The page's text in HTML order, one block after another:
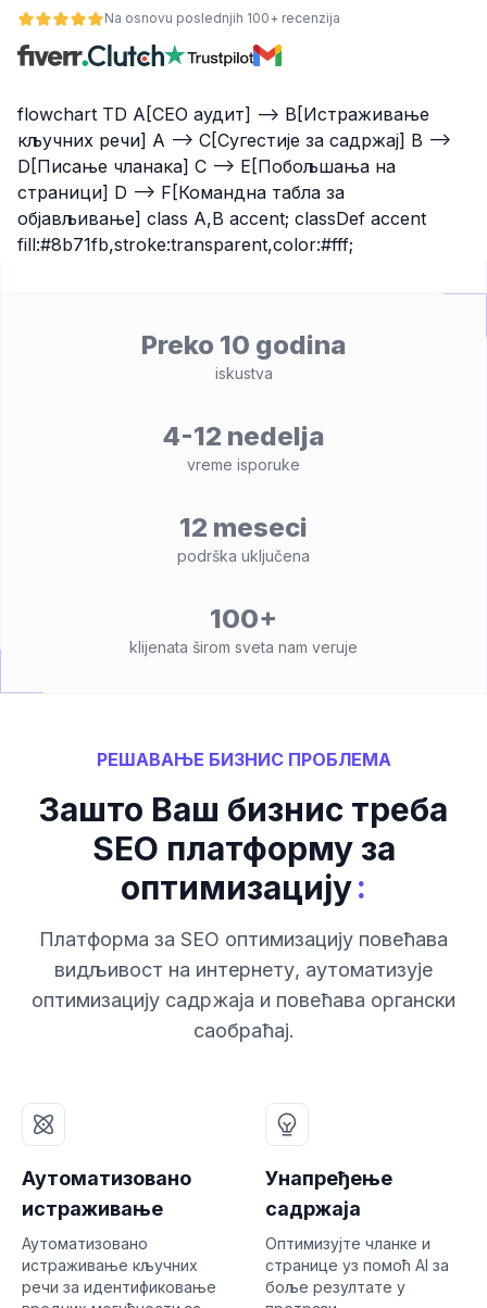
Na osnovu poslednjih 100+ recenzija
flowchart TD A[СЕО аудит] --> B[Истраживање
кључних речи] A --> C[Сугестије за садржај] B -->
D[Писање чланака] C --> E[Побољшања на
страници] D --> F[Командна табла за
објављивање] class A,B accent; classDef accent
fill:#8b71fb,stroke:transparent,color:#fff;
Preko 10 godina
iskustva
4-12 nedelja
vreme isporuke
12 meseci
podrška uključena
100+
klijenata širom sveta nam veruje
РЕШАВАЊЕ БИЗНИС ПРОБЛЕМА
Зашто Ваш бизнис треба
SEO платформу за
оптимизацију:
Платформа за SEO оптимизацију повећава
видљивост на интернету, аутоматизује
оптимизацију садржаја и повећава органски
саобраћај.
Аутоматизовано
истраживање
Аутоматизовано
истраживање кључних
речи за идентификовање
Унапређење
садржаја
Оптимизујте чланке и
странице уз помоћ AI за
боље резултате у